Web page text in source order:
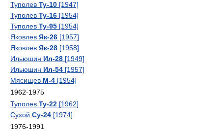
Туполев Ту-10 [1947]
Туполев Ту-16 [1954]
Туполев Ту-95 [1954]
Яковлев Як-26 [1957]
Яковлев Як-28 [1958]
Ильюшин Ил-28 [1949]
Ильюшин Ил-54 [1957]
Мясищев М-4 [1954]
1962-1975
Туполев Ту-22 [1962]
Сухой Су-24 [1974]
1976-1991